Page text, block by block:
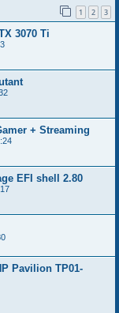
1 2 3
3070 Ti
+ Streaming
EFI shell 2.80
Pavilion TP01-